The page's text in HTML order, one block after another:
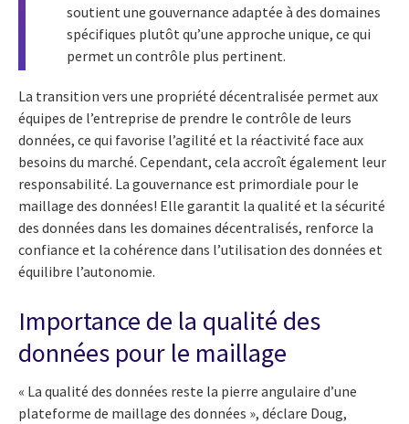
soutient une gouvernance adaptée à des domaines
spécifiques plutôt qu’une approche unique, ce qui
permet un contrôle plus pertinent.
La transition vers une propriété décentralisée permet aux
équipes de l’entreprise de prendre le contrôle de leurs
données, ce qui favorise l’agilité et la réactivité face aux
besoins du marché. Cependant, cela accroît également leur
responsabilité. La gouvernance est primordiale pour le
maillage des données! Elle garantit la qualité et la sécurité
des données dans les domaines décentralisés, renforce la
confiance et la cohérence dans l’utilisation des données et
équilibre l’autonomie.
Importance de la qualité des
données pour le maillage
« La qualité des données reste la pierre angulaire d’une
plateforme de maillage des données », déclare Doug,